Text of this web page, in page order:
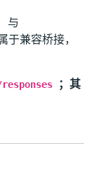
与
于兼容桥接，
；其